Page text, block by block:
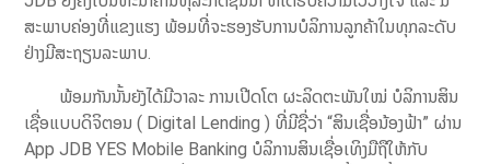
ສະພາບຄ່ອງທີ່ແຂງແຮງ ພ້ອມທີ່ຈະຮອງຮັບການບໍລິການລູກຄ້າໃນທຸກລະດັບ
ຢ່າງມີສະຖຽນລະພາບ.
ພ້ອມກັນນັ້ນຍັງໄດ້ມີວາລະ ການເປີດໂຕ ຜະລິດຕະພັນໃໝ່ ບໍລິການສິນ
ເຊື່ອແບບດິຈິຕອນ ( Digital Lending ) ທີ່ມີຊື່ວ່າ “ສິນເຊື່ອນ້ອງຟ້າ” ຜ່ານ
App JDB YES Mobile Banking ບໍລິການສິນເຊື່ອເທິງມືຖືໃຫ້ກັບ